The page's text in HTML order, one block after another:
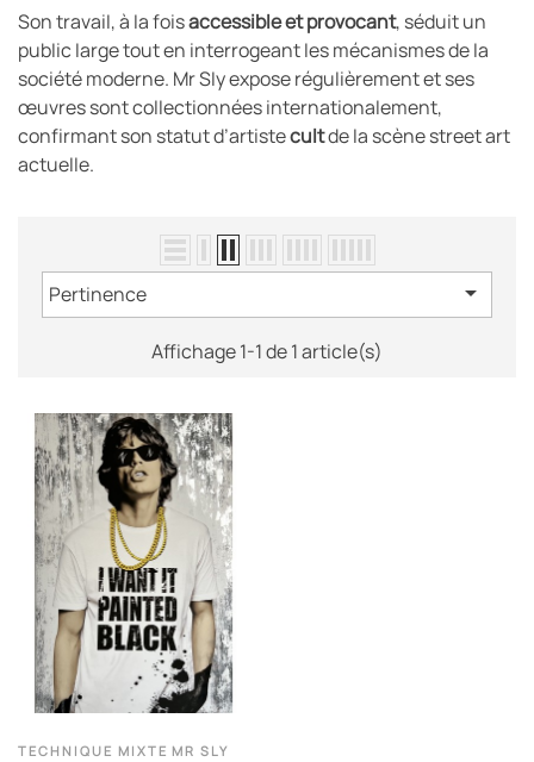
Son travail, à la foisaccessible et provocant, séduit un
public large tout en interrogeant les mécanismes de la
société moderne. Mr Sly expose régulièrement et ses
œuvres sont collectionnées internationalement,
confirmant son statut d’artistecultde la scène street art
actuelle.
Pertinence 
Affichage 1-1 de 1 article(s)
TECHNIQUE MIXTE MR SLY